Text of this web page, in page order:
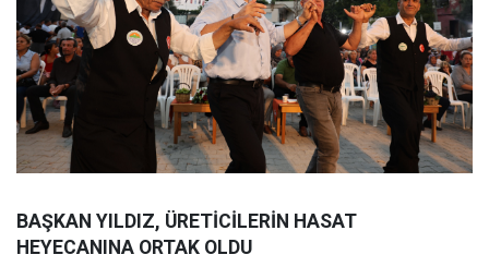
BAŞKAN YILDIZ, ÜRETİCİLERİN HASAT
HEYECANINA ORTAK OLDU